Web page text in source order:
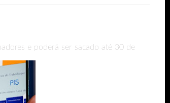
e poderá ser sacado até 30 de